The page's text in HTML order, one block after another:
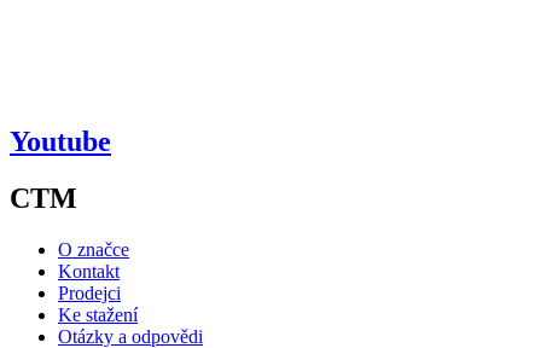
Youtube
CTM
O značce
Kontakt
Prodejci
Ke stažení
Otázky a odpovědi